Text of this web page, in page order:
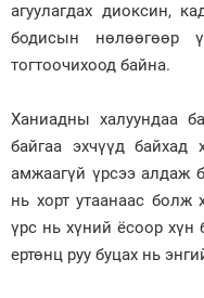
агуулагдах диоксин,
бодисын нөлөөгөөр
тогтоочихоод байна.
Ханиадны халуундаа
байгаа эхчүүд
амжаагүй үрсээ алдаж
нь хорт утаанаас болж
үрс нь хүний ёсоор хүн
ертөнц руу буцах нь